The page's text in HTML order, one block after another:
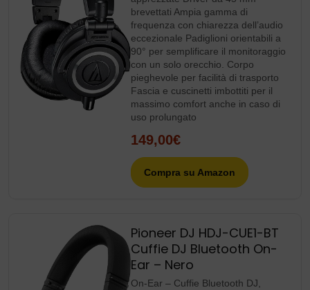
brevettati Ampia gamma di
frequenza con chiarezza dell’audio
eccezionale Padiglioni orientabili a
90° per semplificare il monitoraggio
con un solo orecchio. Corpo
pieghevole per facilità di trasporto
Fascia e cuscinetti imbottiti per il
massimo comfort anche in caso di
uso prolungato
149,00€
Compra su Amazon
Pioneer DJ HDJ-CUE1-BT
Cuffie DJ Bluetooth On-
Ear – Nero
On-Ear – Cuffie Bluetooth DJ,